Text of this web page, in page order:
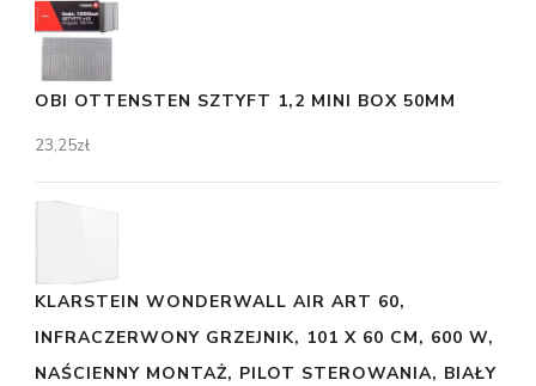
OBI OTTENSTEN SZTYFT 1,2 MINI BOX 50MM
23,25zł
KLARSTEIN WONDERWALL AIR ART 60,
INFRACZERWONY GRZEJNIK, 101 X 60 CM, 600 W,
NAŚCIENNY MONTAŻ, PILOT STEROWANIA, BIAŁY